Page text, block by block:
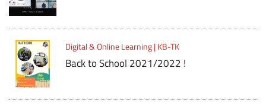
Digital & Online Learning | KB-TK
Back to School 2021/2022 !